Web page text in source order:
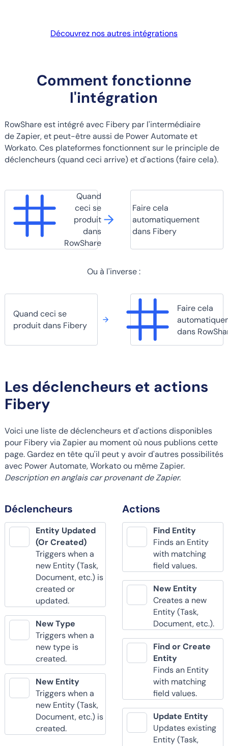
Découvrez nos autres intégrations
Comment fonctionne
l'intégration
RowShare est intégré avec Fibery par l'intermédiaire
de Zapier, et peut-être aussi de Power Automate et
Workato. Ces plateformes fonctionnent sur le principle de
déclencheurs (quand ceci arrive) et d'actions (faire cela).
Quand
ceci se
produit
dans
RowShare
Faire cela
automatiquement
dans Fibery
Ou à l'inverse :
Quand ceci se
produit dans Fibery
Faire cela
dans
Les déclencheurs et actions
Fibery
Voici une liste de déclencheurs et d'actions disponibles
pour Fibery via Zapier au moment où nous publions cette
page. Gardez en tête qu'il peut y avoir d'autres possibilités
avec Power Automate, Workato ou même Zapier.
Description en anglais car provenant de Zapier.
Déclencheurs
Entity Updated
(Or Created)
Triggers when a
new Entity (Task,
Document, etc.) is
created or
updated.
New Type
Triggers when a
new type is
created.
New Entity
Triggers when a
new Entity (Task,
Document, etc.) is
created.
Actions
Find Entity
Finds an Entity
with matching
field values.
New Entity
Creates a new
Entity (Task,
Document, etc.).
Find or Create
Entity
Finds an Entity
with matching
field values.
Update Entity
Updates existing
Entity (Task,